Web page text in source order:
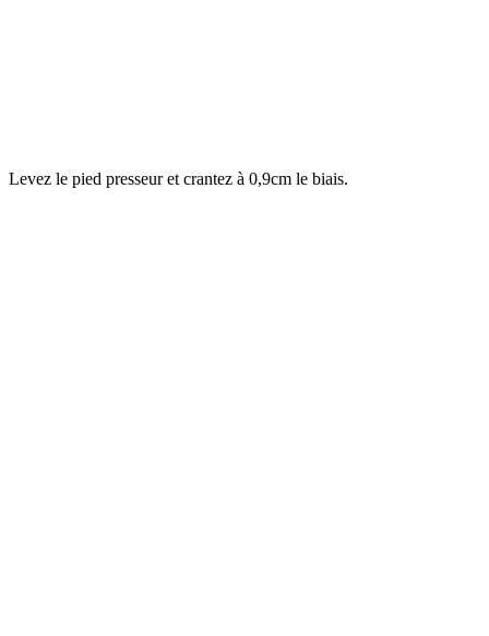
Levez le pied presseur et crantez à 0,9cm le biais.